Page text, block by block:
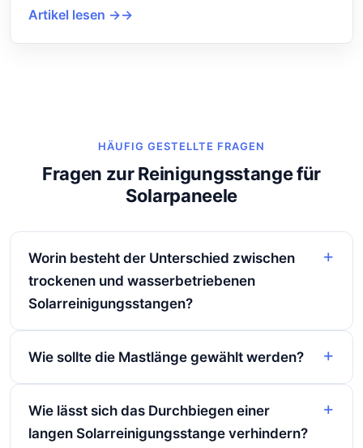
Artikel lesen →
HÄUFIG GESTELLTE FRAGEN
Fragen zur Reinigungsstange für
Solarpaneele
Worin besteht der Unterschied zwischen
trockenen und wasserbetriebenen
Solarreinigungsstangen?
Wie sollte die Mastlänge gewählt werden?
Wie lässt sich das Durchbiegen einer
langen Solarreinigungsstange verhindern?